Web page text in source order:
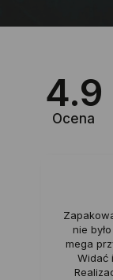
4.9
Ocena
nie
mega
Widać